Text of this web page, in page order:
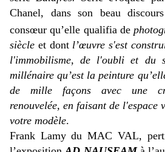
Chanel, dans son beau
consœur qu’elle qualifia de
siècle et dont l’œuvre s'est
l'immobilisme, de l'oubli et du
millénaire qu’est la peinture
de mille façons avec une
renouvelée, en faisant de l'espace
votre modèle.
Frank Lamy du MAC VAL,